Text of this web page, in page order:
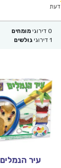
₪71.00.דעת
0 דירוגי מומחים
1 דירוגי גולשים
עיר הנמלים